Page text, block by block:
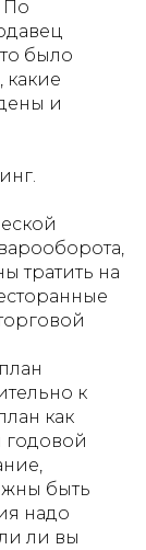
По
было
какие
и
тратить на
к
как
годовой
быть
надо
ли вы